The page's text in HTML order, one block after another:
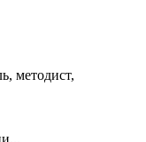
методист,